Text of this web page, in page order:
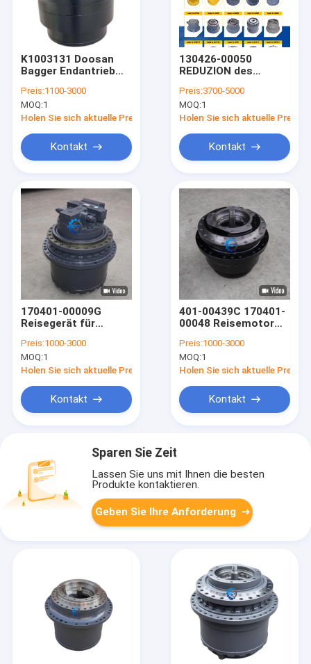
K1003131 Doosan
Bagger Endantrieb
Reisen DX300 Dx340
Dx340lc Dx350lc
Preis:1100-3000
MOQ:1
Holen Sie sich aktuelle Preis
Kontakt
130426-00050
REDUZION des
13042600050
Anmeldung für den
DX1000 DOOSAN-
Preis:3700-5000
MOQ:1
Holen Sie sich aktuelle Preis
Kontakt
170401-00009G
Reisegerät für
DX520LCA Doosan
Bagger
Preis:1000-3000
MOQ:1
Holen Sie sich aktuelle Preis
Kontakt
401-00439C 170401-
00048 Reisemotor
Exkavator DX300LCA
DX300LC DX300
Endantrieb
Preis:1000-3000
MOQ:1
Holen Sie sich aktuelle Preis
Kontakt
Sparen Sie Zeit
Lassen Sie uns mit Ihnen die besten
Produkte kontaktieren.
Geben Sie Ihre Anforderung